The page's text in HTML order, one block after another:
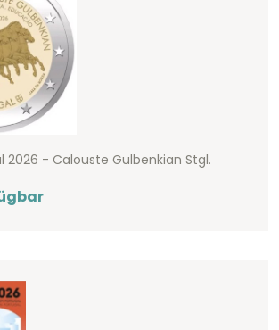
2026 - Calouste Gulbenkian Stgl.